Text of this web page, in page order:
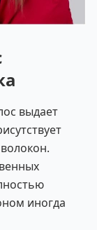
выдает
иногда